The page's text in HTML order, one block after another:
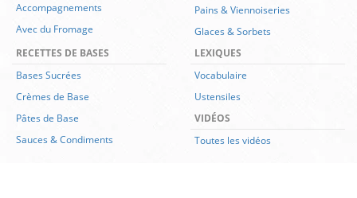
Accompagnements
Avec du Fromage
Pains & Viennoiseries
Glaces & Sorbets
RECETTES DE BASES
Bases Sucrées
Crèmes de Base
Pâtes de Base
Sauces & Condiments
LEXIQUES
Vocabulaire
Ustensiles
VIDÉOS
Toutes les vidéos